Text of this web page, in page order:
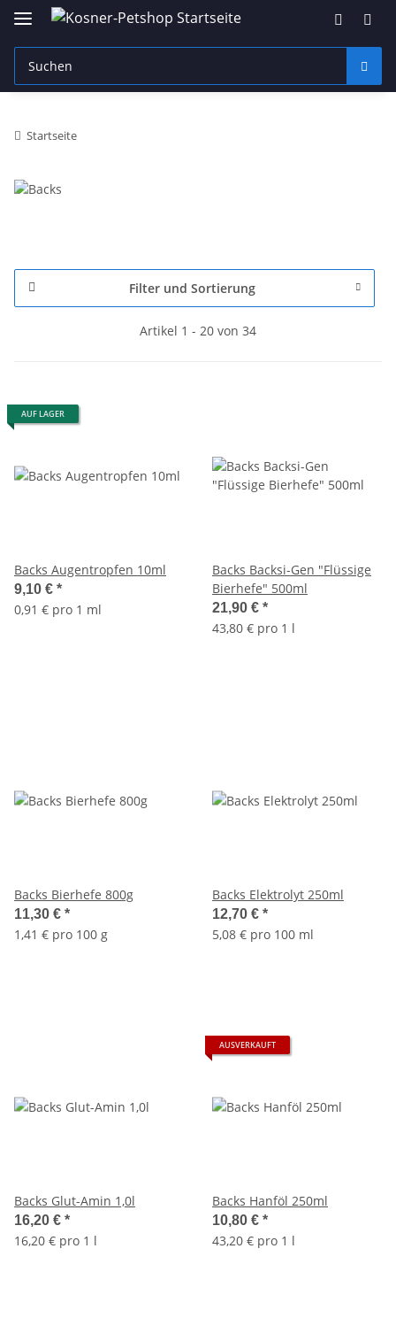
Startseite
Filter und Sortierung
Artikel 1 - 20 von 34
AUF LAGER
Backs Augentropfen 10ml
9,10 € *
0,91 € pro 1 ml
Backs Backsi-Gen "Flüssige
Bierhefe" 500ml
21,90 € *
43,80 € pro 1 l
Backs Bierhefe 800g
11,30 € *
1,41 € pro 100 g
Backs Elektrolyt 250ml
12,70 € *
5,08 € pro 100 ml
Backs Glut-Amin 1,0l
16,20 € *
16,20 € pro 1 l
AUSVERKAUFT
Backs Hanföl 250ml
10,80 € *
43,20 € pro 1 l